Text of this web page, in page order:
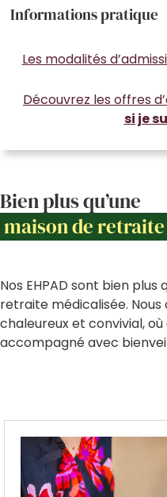
Informations pratique
Les modalités
Découvrez les offres
si je
Bien plus qu’une
maison de
Nos EHPAD sont bien
retraite médicalisée.
chaleureux et convivial,
accompagné avec